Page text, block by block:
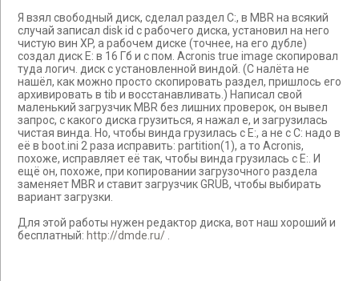
Я взял свободный диск, сделал раздел C:, в MBR на всякий
случай записал disk id с рабочего диска, установил на него
чистую вин XP, а рабочем диске (точнее, на его дубле)
создал диск E: в 16 Гб и с пом. Acronis true image скопировал
туда логич. диск с установленной виндой. (С налёта не
нашёл, как можно просто скопировать раздел, пришлось его
архивировать в tib и восстанавливать.) Написал свой
маленький загрузчик MBR без лишних проверок, он вывел
запрос, с какого диска грузиться, я нажал e, и загрузилась
чистая винда. Но, чтобы винда грузилась с E:, а не с C: надо в
её в boot.ini 2 раза исправить: partition(1), а то Acronis,
похоже, исправляет её так, чтобы винда грузилась с E:. И
ещё он, похоже, при копировании загрузочного раздела
заменяет MBR и ставит загрузчик GRUB, чтобы выбирать
вариант загрузки.
Для этой работы нужен редактор диска, вот наш хороший и
бесплатный: http://dmde.ru/ .